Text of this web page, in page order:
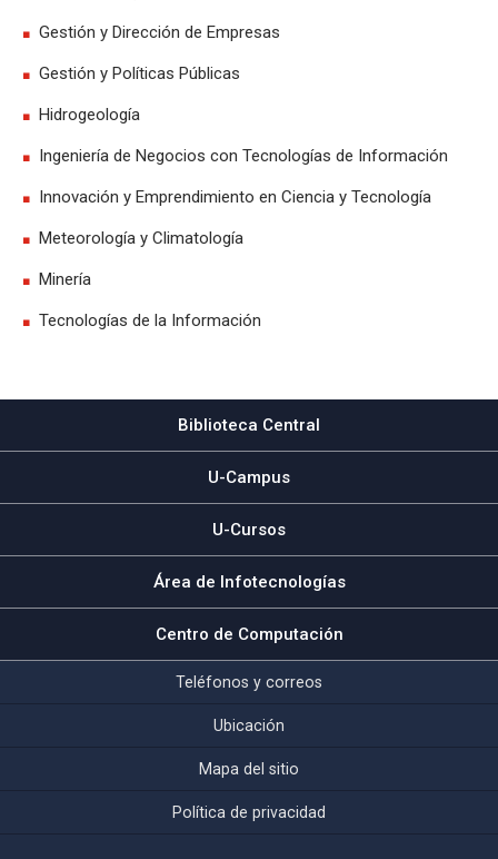
Gestión y Dirección de Empresas
Gestión y Políticas Públicas
Hidrogeología
Ingeniería de Negocios con Tecnologías de Información
Innovación y Emprendimiento en Ciencia y Tecnología
Meteorología y Climatología
Minería
Tecnologías de la Información
Biblioteca Central
U-Campus
U-Cursos
Área de Infotecnologías
Centro de Computación
Teléfonos y correos
Ubicación
Mapa del sitio
Política de privacidad